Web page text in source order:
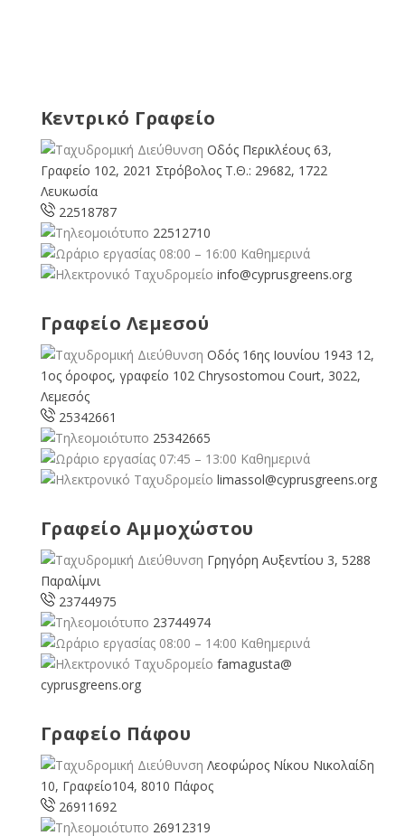
Κεντρικό Γραφείο
Οδός Περικλέους 63,
Γραφείο 102, 2021 Στρόβολος Τ.Θ.: 29682, 1722
Λευκωσία
22518787
22512710
08:00 – 16:00 Καθημερινά
info@cyprusgreens.org
Γραφείο Λεμεσού
Οδός 16ης Ιουνίου 1943 12,
1ος όροφος, γραφείο 102 Chrysostomou Court, 3022,
Λεμεσός
25342661
25342665
07:45 – 13:00 Καθημερινά
limassol@cyprusgreens.org
Γραφείο Αμμοχώστου
Γρηγόρη Αυξεντίου 3, 5288
Παραλίμνι
23744975
23744974
08:00 – 14:00 Καθημερινά
famagusta@
cyprusgreens.org
Γραφείο Πάφου
Λεοφώρος Νίκου Νικολαίδη
10, Γραφείο104, 8010 Πάφος
26911692
26912319